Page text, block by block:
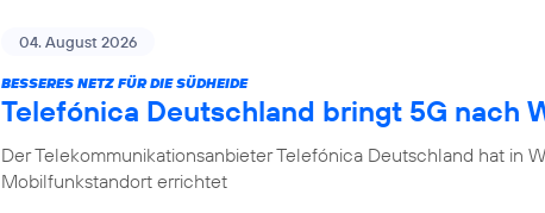
04. August 2026
BESSERES NETZ FÜR DIE SÜDHEIDE
Telefónica Deutschland bringt 5G nach
Der Telekommunikationsanbieter Telefónica Deutschland hat in
Mobilfunkstandort errichtet